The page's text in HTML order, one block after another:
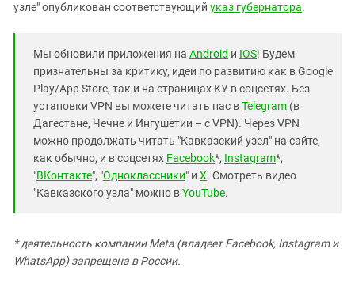
узле" опубликован соответствующий указ губернатора.
Мы обновили приложения на Android и IOS! Будем
признательны за критику, идеи по развитию как в Google
Play/App Store, так и на страницах КУ в соцсетях. Без
установки VPN вы можете читать нас вTelegram (в
Дагестане, Чечне и Ингушетии – с VPN). Через VPN
можно продолжать читать "Кавказский узел" на сайте,
как обычно, и в соцсетях Facebook*, Instagram*,
"ВКонтакте", "Одноклассники" и X. Смотреть видео
"Кавказского узла" можно вYouTube.
* деятельность компании Meta (владеет Facebook, Instagram и
WhatsApp) запрещена в России.